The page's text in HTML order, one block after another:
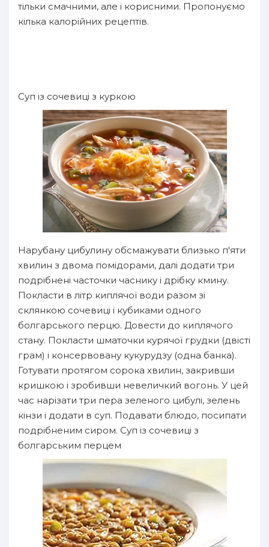
тільки смачними, але і корисними. Пропонуємо
кілька калорійних рецептів.
Суп із сочевиці з куркою
Нарубану цибулину обсмажувати близько п'яти
хвилин з двома помідорами, далі додати три
подрібнені часточки часнику і дрібку кмину.
Покласти в літр киплячої води разом зі
склянкою сочевиці і кубиками одного
болгарського перцю. Довести до киплячого
стану. Покласти шматочки курячої грудки (двісті
грам) і консервовану кукурудзу (одна банка).
Готувати протягом сорока хвилин, закривши
кришкою і зробивши невеличкий вогонь. У цей
час нарізати три пера зеленого цибулі, зелень
кінзи і додати в суп. Подавати блюдо, посипати
подрібненим сиром. Суп із сочевиці з
болгарським перцем